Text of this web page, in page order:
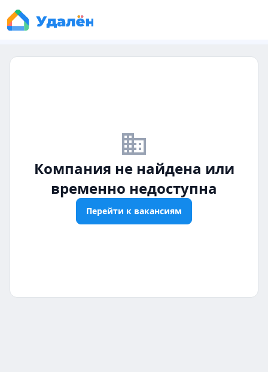
business_off
Компания не найдена или
временно недоступна
Перейти к вакансиям